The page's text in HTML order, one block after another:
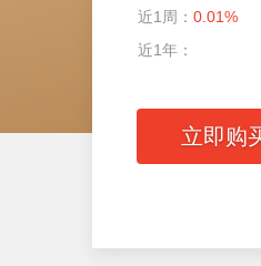
近1周： 0.01%
近1年：
立即购